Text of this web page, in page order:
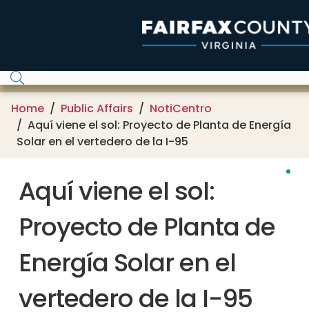
Home Public Affairs
NotiCentro
Aquí viene el sol: Proyecto de Planta de Energía
Solar en el vertedero de la I-95
Aquí viene el sol:
Proyecto de Planta de
Energía Solar en el
vertedero de la I-95